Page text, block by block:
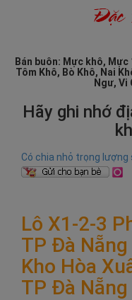
Bán buôn: Mực khô,
Tôm Khô, Bò Khô, Nai
Ngư, Vi
Hãy ghi nhớ
Có chia nhỏ trọng
Lô X1-2-3
TP Đà Nẵng
Kho Hòa
TP Đà Nẵng